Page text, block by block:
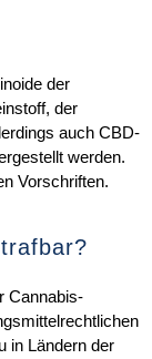
der
der
auch CBD-
werden.
Vorschriften.
Cannabis-
in Ländern der